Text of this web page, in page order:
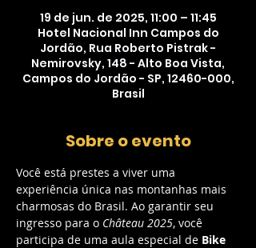
19 de jun. de 2025, 11:00 – 11:45
Hotel Nacional Inn Campos do
Jordão, Rua Roberto Pistrak -
Nemirovsky, 148 - Alto Boa Vista,
Campos do Jordão - SP, 12460-000,
Brasil
Sobre o evento
Você está prestes a viver uma
experiência única nas montanhas mais
charmosas do Brasil. Ao garantir seu
ingresso para o Château 2025, você
participa de uma aula especial de Bike